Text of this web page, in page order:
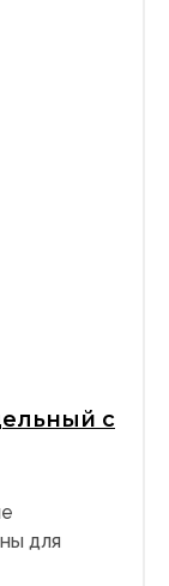
с
для